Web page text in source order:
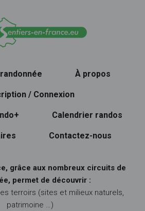
À propos
/ Connexion
Calendrier randos
Contactez-nous
grâce aux nombreux circuits de
permet de découvrir :
terroirs (sites et milieux naturels,
patrimoine …)